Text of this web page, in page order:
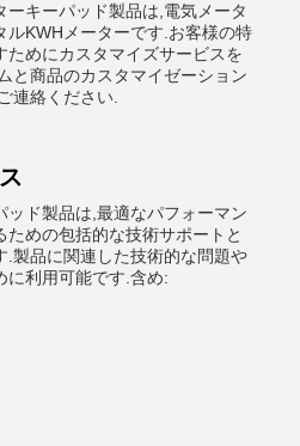
キーパッド製品は,電気メータ
ルKWHメーターです.お客様の特
ためにカスタマイズサービスを
と商品のカスタマイゼーション
連絡ください.
ッド製品は,最適なパフォーマン
ための包括的な技術サポートと
.製品に関連した技術的な問題や
に利用可能です.含め: